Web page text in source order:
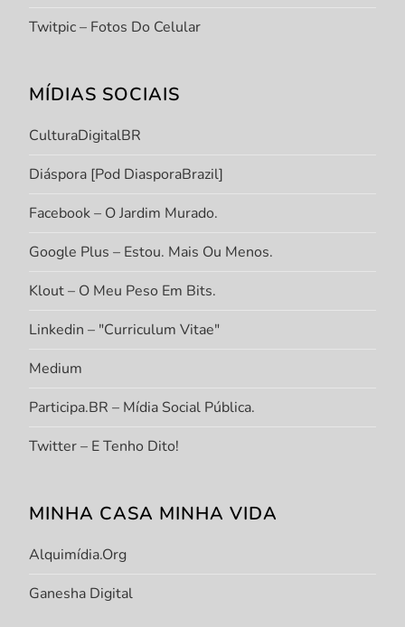
Twitpic – Fotos Do Celular
MÍDIAS SOCIAIS
CulturaDigitalBR
Diáspora [Pod DiasporaBrazil]
Facebook – O Jardim Murado.
Google Plus – Estou. Mais Ou Menos.
Klout – O Meu Peso Em Bits.
Linkedin – "Curriculum Vitae"
Medium
Participa.BR – Mídia Social Pública.
Twitter – E Tenho Dito!
MINHA CASA MINHA VIDA
Alquimídia.org
Ganesha Digital